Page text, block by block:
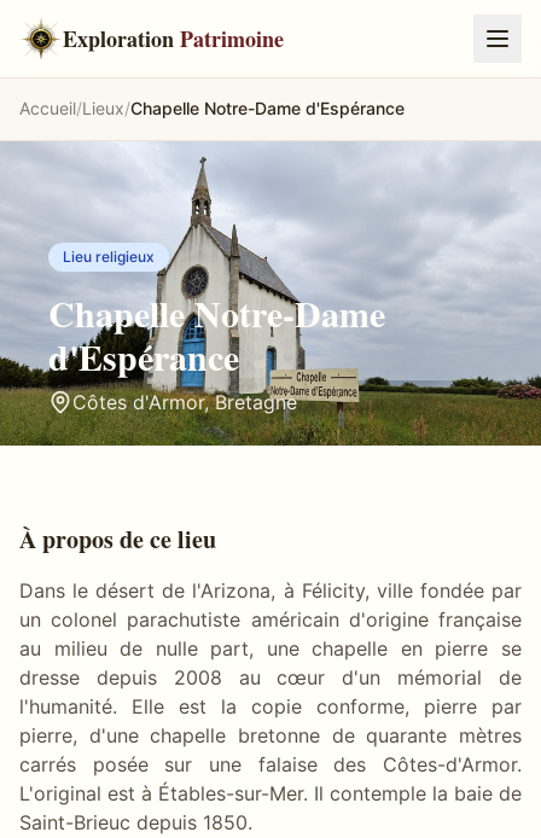
ExplorationPatrimoine
Accueil/Lieux/Chapelle Notre-Dame d'Espérance
Lieu religieux
Chapelle Notre-Dame
d'Espérance
Côtes d'Armor,Bretagne
À propos de ce lieu
Dans le désert de l'Arizona, à Félicity, ville fondée par
un colonel parachutiste américain d'origine française
au milieu de nulle part, une chapelle en pierre se
dresse depuis 2008 au cœur d'un mémorial de
l'humanité. Elle est la copie conforme, pierre par
pierre, d'une chapelle bretonne de quarante mètres
carrés posée sur une falaise des Côtes-d'Armor.
L'original est à Étables-sur-Mer. Il contemple la baie de
Saint-Brieuc depuis 1850.